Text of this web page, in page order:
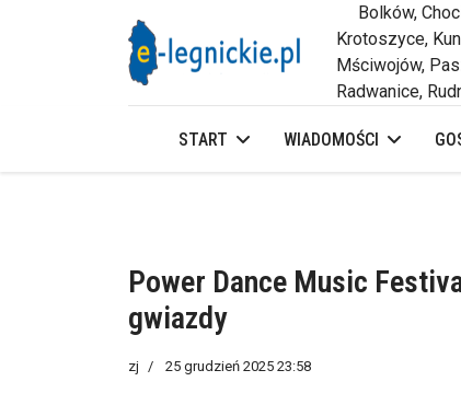
Bolków,
Krotoszyce,
Mściwojów,
Radwanice,
START WIADOMOŚCI
Power Dance Music
gwiazdy
zj 25 grudzień 2025 23:58